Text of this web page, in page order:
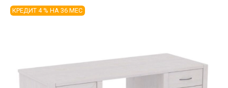
КРЕДИТ 4 % НА 36 МЕС